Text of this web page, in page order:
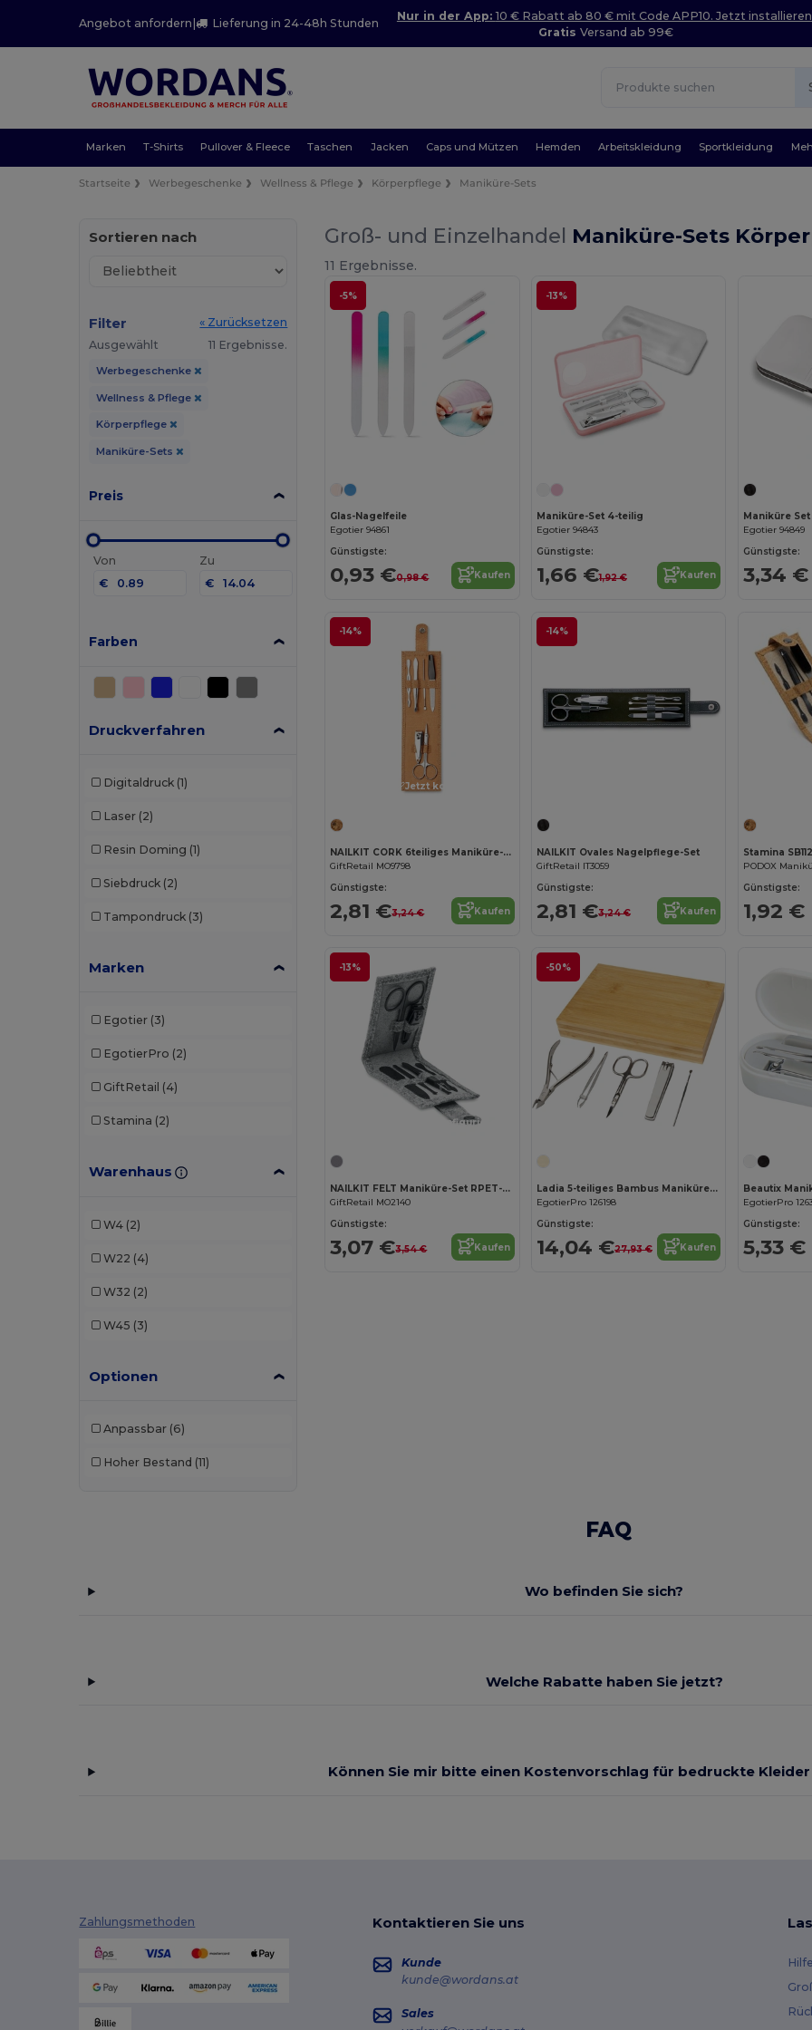
Angebot anfordern | Lieferung in 24-48h Stunden
Nur in der App: 10 € Rabatt ab 80 € mit Code APP10. Jetzt
Gratis Versand ab 99€
Marken T-Shirts Pullover & Fleece Taschen Jacken Caps und Mützen Hemden Arbeitskleidung Sportkleidung
Startseite Werbegeschenke Wellness & Pflege Körperpflege Maniküre-Sets
Sortieren nach
Filter
« Zurücksetzen
Ausgewählt
11 Ergebnisse.
Werbegeschenke
Wellness & Pflege
Körperpflege
Maniküre-Sets
Preis
Von
€
Zu
€
Farben
Druckverfahren
Digitaldruck (1)
Laser (2)
Resin Doming (1)
Siebdruck (2)
Tampondruck (3)
Marken
Egotier (3)
EgotierPro (2)
GiftRetail (4)
Stamina (2)
Warenhaus
W4 (2)
W22 (4)
W32 (2)
W45 (3)
Optionen
Anpassbar (6)
Hoher Bestand (11)
Groß- und Einzelhandel Maniküre-Sets
11 Ergebnisse.
-5%
Glas-Nagelfeile
Egotier 94861
Günstigste:
0,93 €0,98 € Kaufen
-13%
Maniküre-Set 4-teilig
Egotier 94843
Günstigste:
1,66 €1,92 € Kaufen
Maniküre
Egotier 94849
Günstigste:
3,34 €
-14%
Jetzt konfigurieren!
NAILKIT CORK 6teiliges Maniküre-Set
GiftRetail MO9798
Günstigste:
2,81 €3,24 € Kaufen
-14%
NAILKIT Ovales Nagelpflege-Set
GiftRetail IT3059
Günstigste:
2,81 €3,24 € Kaufen
Stamina
Günstigste:
1,92 €
-13%
Jetzt konfigurieren!
NAILKIT FELT Maniküre-Set RPET-Filz
GiftRetail MO2140
Günstigste:
3,07 €3,54 € Kaufen
-50%
Ladia 5-teiliges Bambus Maniküreset
EgotierPro 126198
Günstigste:
14,04 €27,93 € Kaufen
Beautix
EgotierPro
Günstigste:
5,33 €
FAQ
Wo befinden Sie sich?
Welche Rabatte haben Sie jetzt?
Können Sie mir bitte einen Kostenvorschlag für bedruckte Kleider
Zahlungsmethoden Kontaktieren Sie uns
Kunde
kunde@wordans.at
Sales